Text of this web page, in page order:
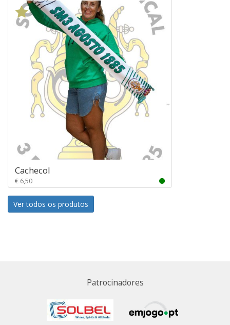
Cachecol
€ 6,50
Ver todos os produtos
Patrocinadores